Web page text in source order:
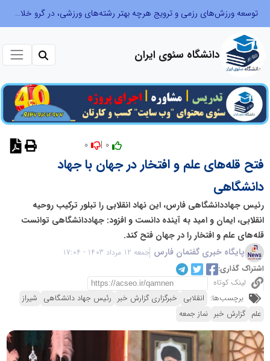
توسعه ورزش‌های رزمی و ترویج هرچه بهتر رشته‌های ورزشی، در گرو خلاقیت و نوآوری است
دانشگاه سئوی ایران
فتح قله‌های علم و افتخار در جهان با جهاد
دانشگاهی
رئیس جهاددانشگاهی فارس، این نهاد انقلابی را تبلور ترکیب روحیه
انقلابی، ایمان و امید به آینده دانست و افزود: جهاددانشگاهی توانست
قله‌های علم و افتخار را در جهان فتح کند.
پایگاه خبری گفتمان فارس جمعه 12 مرداد 1403 - 17:04
اشتراک گذاری:
لینک کوتاه
برچسب‌ها: انقلابی خبرگزاری گزارش خبر رئیس جهاد دانشگاهی شیراز
علم گزارش خبر نماز جمعه